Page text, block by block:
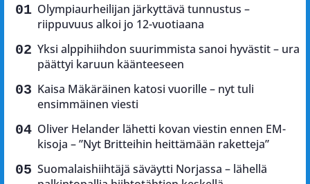
Olympiaurheilijan järkyttävä tunnustus –
riippuvuus alkoi jo 12-vuotiaana
Yksi alppihiihdon suurimmista sanoi hyvästit – ura
päättyi karuun käänteeseen
Kaisa Mäkäräinen katosi vuorille – nyt tuli
ensimmäinen viesti
Oliver Helander lähetti kovan viestin ennen EM-
kisoja – ”Nyt Britteihin heittämään raketteja”
Suomalaishiihtäjä säväytti Norjassa – lähellä